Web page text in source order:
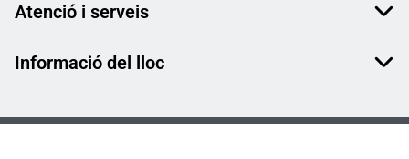
Atenció i serveis
Informació del lloc